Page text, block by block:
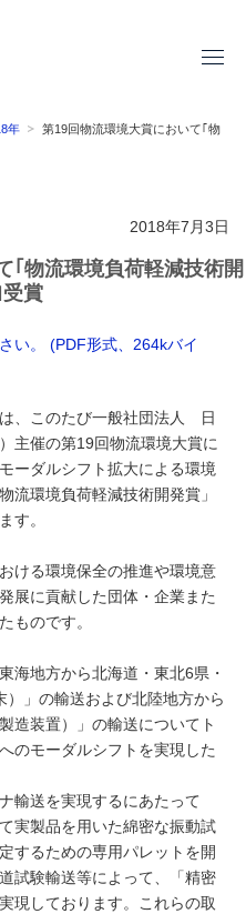
年
第19回物流環境大賞において｢物
2018年7月3日
｢物流環境負荷軽減技術開
賞
い。 (PDF形式、264kバイ
、このたび一般社団法人 日
主催の第19回物流環境大賞に
ーダルシフト拡大による環境
流環境負荷軽減技術開発賞」
す。
ける環境保全の推進や環境意
展に貢献した団体・企業また
ものです。
海地方から北海道・東北6県・
」の輸送および北陸地方から
造装置）」の輸送についてト
のモーダルシフトを実現した
輸送を実現するにあたって
実製品を用いた綿密な振動試
するための専用パレットを開
試験輸送等によって、「精密
現しております。これらの取